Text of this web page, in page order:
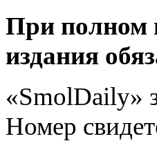
При полном
издания
«SmolDaily»
Номер